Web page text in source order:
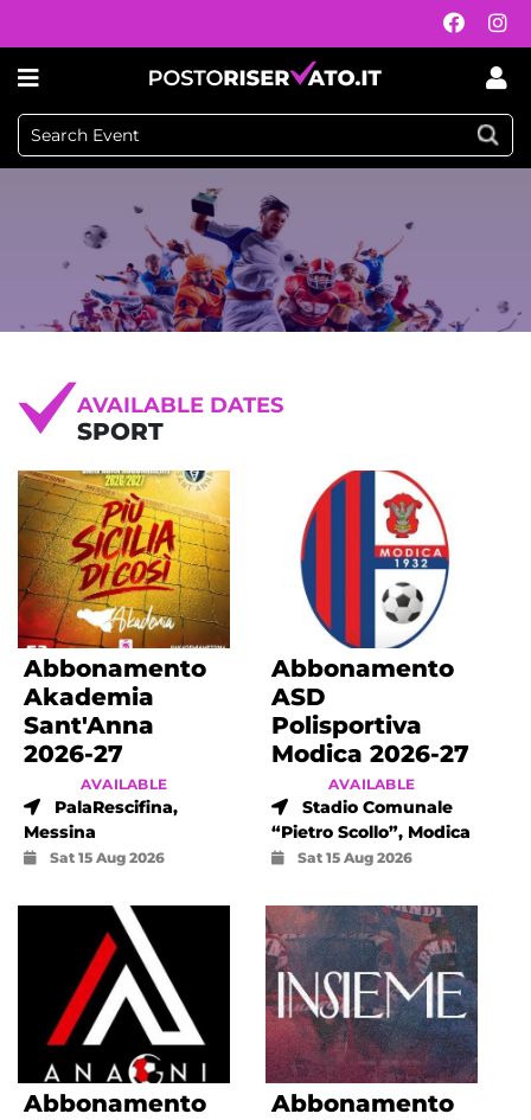
AVAILABLE DATES
SPORT
Abbonamento
Akademia
Sant'Anna
2026-27
AVAILABLE
PalaRescifina,
Messina
Sat 15 Aug 2026
Abbonamento
ASD
Polisportiva
Modica 2026-27
AVAILABLE
Stadio Comunale
“Pietro Scollo”, Modica
Sat 15 Aug 2026
Abbonamento
Abbonamento